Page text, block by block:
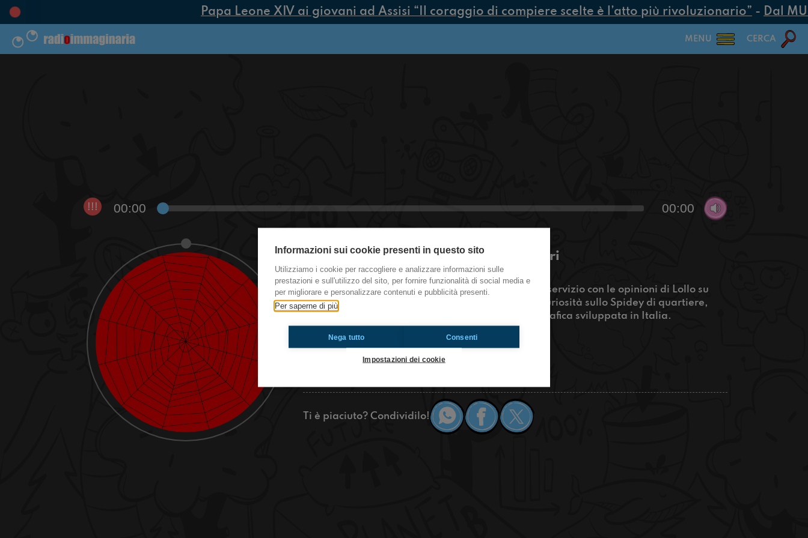
Papa Leone XIV ai giovani ad Assisi “Il coraggio di compiere scelte è l’atto più rivoluzionario”- Dal
MENU CERCA
!!! 00:00 00:00
#Sarnano Spider-Man avvistato a Capri
Quest' oggi notizie straordinarie, Cominceremo il servizio con le opinioni di Lollo su
Spider-Man 2 per PS5 e proseguiremo con delle curiosità sullo Spidey di quartiere,
poi, infine, parleremo della peggiore avventura grafica sviluppata in Italia.
https://www.radioimmaginaria.it
Ti è piaciuto? Condividilo!
Informazioni sui cookie presenti in questo sito
Utilizziamo i cookie per raccogliere e analizzare informazioni sulle
prestazioni e sull'utilizzo del sito, per fornire funzionalità di social media e
per migliorare e personalizzare contenuti e pubblicità presenti.
Per saperne di più
Nega tutto Consenti
Impostazioni dei cookie